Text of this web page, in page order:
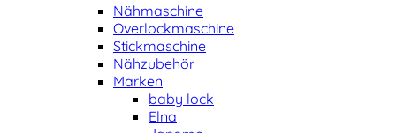
Nähmaschine
Overlockmaschine
Stickmaschine
Nähzubehör
Marken
baby lock
Elna